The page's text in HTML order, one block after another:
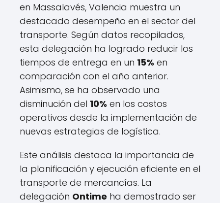
en Massalavés, Valencia muestra un
destacado desempeño en el sector del
transporte. Según datos recopilados,
esta delegación ha logrado reducir los
tiempos de entrega en un 15% en
comparación con el año anterior.
Asimismo, se ha observado una
disminución del 10% en los costos
operativos desde la implementación de
nuevas estrategias de logística.
Este análisis destaca la importancia de
la planificación y ejecución eficiente en el
transporte de mercancías. La
delegación Ontime ha demostrado ser